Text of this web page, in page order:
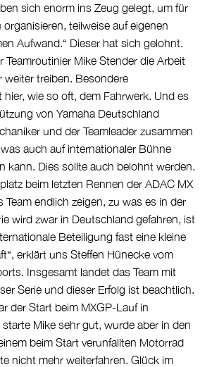
sich enorm ins Zeug gelegt, um für
teilweise auf eigenen
Aufwand.“ Dieser hat sich gelohnt.
Teamroutinier Mike Stender die Arbeit
weiter treiben. Besondere
hier, wie so oft, dem Fahrwerk. Und es
von Yamaha Deutschland
und der Teamleader zusammen
auch auf internationaler Bühne
kann. Dies sollte auch belohnt werden.
beim letzten Rennen der ADAC MX
Team endlich zeigen, zu was es in der
wird zwar in Deutschland gefahren, ist
Beteiligung fast eine kleine
erklärt uns Steffen Hünecke vom
Insgesamt landet das Team mit
Serie und dieser Erfolg ist beachtlich.
der Start beim MXGP-Lauf in
Mike sehr gut, wurde aber in den
beim Start verunfallten Motorrad
nicht mehr weiterfahren. Glück im